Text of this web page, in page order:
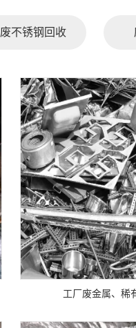
废不锈钢回收
工厂废金属、稀